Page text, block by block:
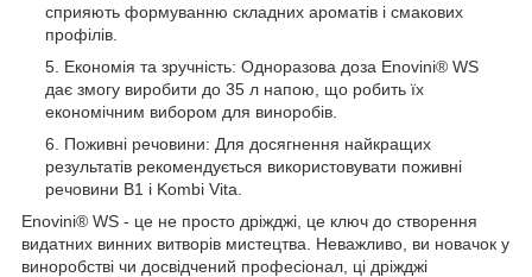
сприяють формуванню складних ароматів і смакових
профілів.
Економія та зручність: Одноразова доза Enovini® WS
дає змогу виробити до 35 л напою, що робить їх
економічним вибором для виноробів.
Поживні речовини: Для досягнення найкращих
результатів рекомендується використовувати поживні
речовини B1 і Kombi Vita.
Enovini® WS - це не просто дріжджі, це ключ до створення
видатних винних витворів мистецтва. Неважливо, ви новачок у
виноробстві чи досвідчений професіонал, ці дріжджі